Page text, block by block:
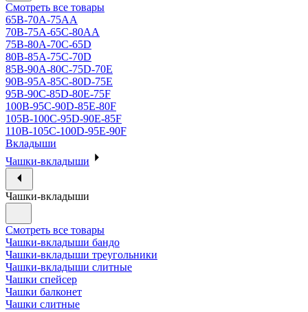
Смотреть все товары
65B-70A-75АА
70В-75А-65С-80АА
75В-80А-70С-65D
80В-85А-75С-70D
85В-90А-80С-75D-70E
90B-95A-85C-80D-75E
95B-90C-85D-80E-75F
100B-95C-90D-85E-80F
105B-100C-95D-90E-85F
110B-105C-100D-95E-90F
Вкладыши
Чашки-вкладыши
Чашки-вкладыши
Смотреть все товары
Чашки-вкладыши бандо
Чашки-вкладыши треугольники
Чашки-вкладыши слитные
Чашки спейсер
Чашки балконет
Чашки слитные